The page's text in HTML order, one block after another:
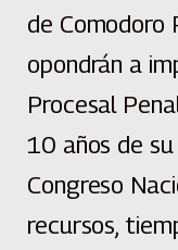
de Comodoro
opondrán a
Procesal
10 años de
Congreso
recursos,